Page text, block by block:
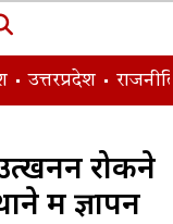
उत्तरप्रदेश
रोकने
में ज्ञापन